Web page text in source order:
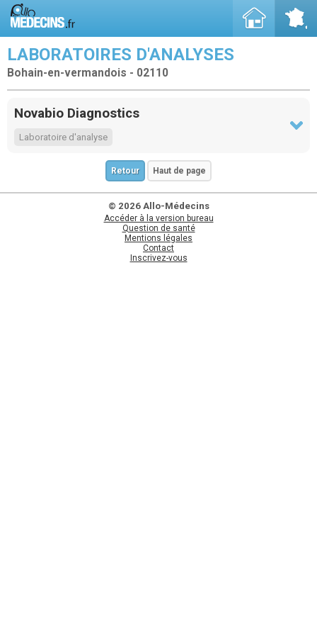
LABORATOIRES D'ANALYSES
Bohain-en-vermandois - 02110
Novabio Diagnostics
Laboratoire d'analyse
Retour Haut de page
© 2026 Allo-Médecins
Accéder à la version bureau
Question de santé
Mentions légales
Contact
Inscrivez-vous